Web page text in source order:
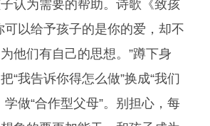
认为需要的帮助。诗歌《致孩
可以给予孩子的是你的爱，却不
他们有自己的思想。”蹲下身
“我告诉你得怎么做”换成“我们
学做“合作型父母”。别担心，每